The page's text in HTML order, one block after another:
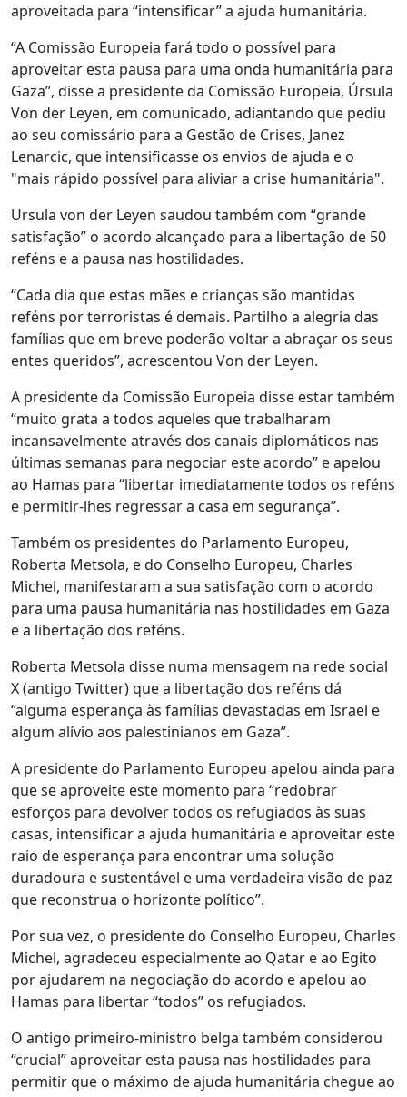
aproveitada para “intensificar” a ajuda humanitária.
“A Comissão Europeia fará todo o possível para
aproveitar esta pausa para uma onda humanitária para
Gaza”, disse a presidente da Comissão Europeia, Úrsula
Von der Leyen, em comunicado, adiantando que pediu
ao seu comissário para a Gestão de Crises, Janez
Lenarcic, que intensificasse os envios de ajuda e o
"mais rápido possível para aliviar a crise humanitária".
Ursula von der Leyen saudou também com “grande
satisfação” o acordo alcançado para a libertação de 50
reféns e a pausa nas hostilidades.
“Cada dia que estas mães e crianças são mantidas
reféns por terroristas é demais. Partilho a alegria das
famílias que em breve poderão voltar a abraçar os seus
entes queridos”, acrescentou Von der Leyen.
A presidente da Comissão Europeia disse estar também
“muito grata a todos aqueles que trabalharam
incansavelmente através dos canais diplomáticos nas
últimas semanas para negociar este acordo” e apelou
ao Hamas para “libertar imediatamente todos os reféns
e permitir-lhes regressar a casa em segurança”.
Também os presidentes do Parlamento Europeu,
Roberta Metsola, e do Conselho Europeu, Charles
Michel, manifestaram a sua satisfação com o acordo
para uma pausa humanitária nas hostilidades em Gaza
e a libertação dos reféns.
Roberta Metsola disse numa mensagem na rede social
X (antigo Twitter) que a libertação dos reféns dá
“alguma esperança às famílias devastadas em Israel e
algum alívio aos palestinianos em Gaza”.
A presidente do Parlamento Europeu apelou ainda para
que se aproveite este momento para “redobrar
esforços para devolver todos os refugiados às suas
casas, intensificar a ajuda humanitária e aproveitar este
raio de esperança para encontrar uma solução
duradoura e sustentável e uma verdadeira visão de paz
que reconstrua o horizonte político”.
Por sua vez, o presidente do Conselho Europeu, Charles
Michel, agradeceu especialmente ao Qatar e ao Egito
por ajudarem na negociação do acordo e apelou ao
Hamas para libertar “todos” os refugiados.
O antigo primeiro-ministro belga também considerou
“crucial” aproveitar esta pausa nas hostilidades para
permitir que o máximo de ajuda humanitária chegue ao